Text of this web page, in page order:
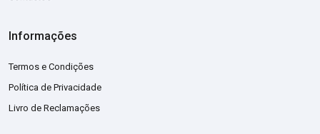
Informações
Termos e Condições
Política de Privacidade
Livro de Reclamações